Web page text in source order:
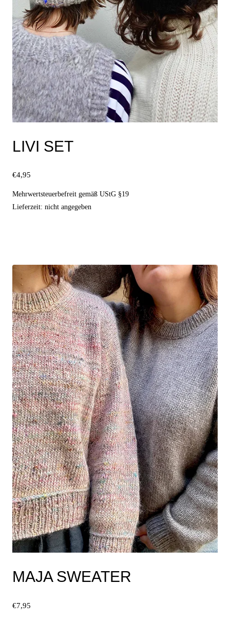
LIVI SET
€4,95
Mehrwertsteuerbefreit gemäß UStG §19
Lieferzeit: nicht angegeben
Produkt
weist
mehrere
Varianten
auf.
Die
Optionen
können
auf
der
Produktseite
gewählt
werden
MAJA SWEATER
€7,95